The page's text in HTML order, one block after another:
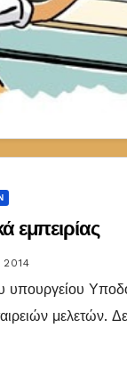
εμπειρίας
υπουργείου
μελετών.